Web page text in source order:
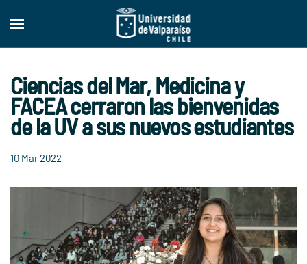
Skip to main content
Ciencias del Mar, Medicina y
FACEA cerraron las bienvenidas
de la UV a sus nuevos estudiantes
10 Mar 2022